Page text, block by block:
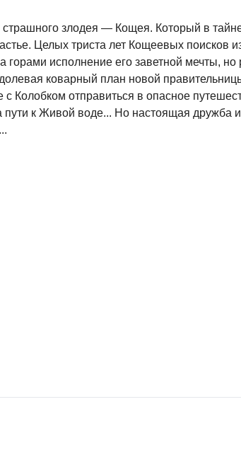
злодея — Кощея. Который в
Целых триста лет Кощеевых поисков
исполнение его заветной мечты, но
коварный план новой
с Колобком отправиться в опасное
к Живой воде... Но настоящая дружба